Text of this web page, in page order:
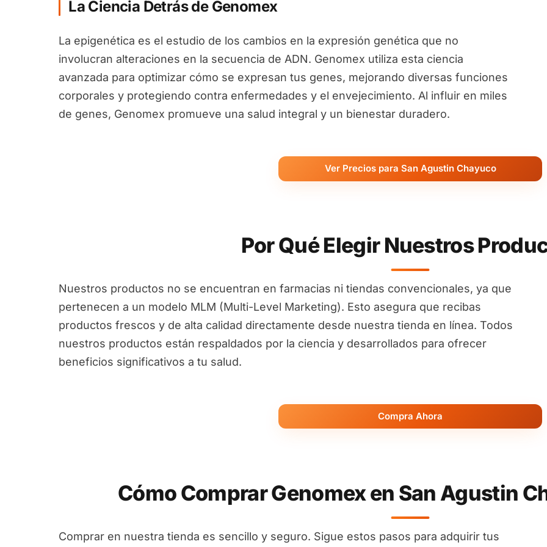
La Ciencia Detrás de Genomex
La epigenética es el estudio de los cambios en la expresión genética que no
involucran alteraciones en la secuencia de ADN. Genomex utiliza esta ciencia
avanzada para optimizar cómo se expresan tus genes, mejorando diversas funciones
corporales y protegiendo contra enfermedades y el envejecimiento. Al influir en miles
de genes, Genomex promueve una salud integral y un bienestar duradero.
Ver Precios para San Agustin Chayuco
Por Qué Elegir Nuestros
Nuestros productos no se encuentran en farmacias ni tiendas convencionales, ya que
pertenecen a un modelo MLM (Multi-Level Marketing). Esto asegura que recibas
productos frescos y de alta calidad directamente desde nuestra tienda en línea. Todos
nuestros productos están respaldados por la ciencia y desarrollados para ofrecer
beneficios significativos a tu salud.
Compra Ahora
Cómo Comprar Genomex en San Agustin
Comprar en nuestra tienda es sencillo y seguro. Sigue estos pasos para adquirir tus